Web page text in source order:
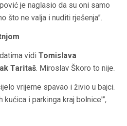
je naglasio da su oni samo
što ne valja i nuditi rješenja”.
vidi Tomislava
Taritaš. Miroslav Škoro to nije.
vrijeme spavao i živio u bajci.
i parkinga kraj bolnice'”,